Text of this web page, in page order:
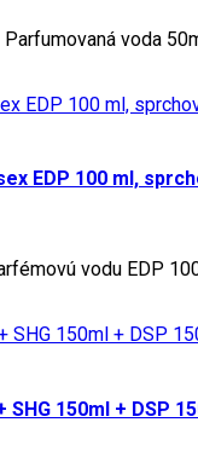
voda
EDP 100 ml,
vodu EDP
150ml + DSP